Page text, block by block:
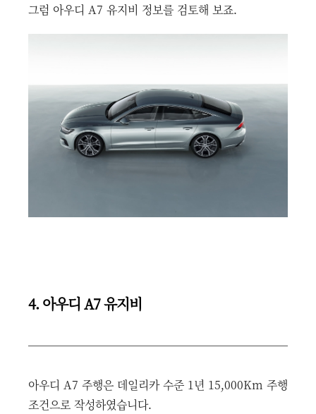
그럼 아우디 A7 유지비 정보를 검토해 보죠.
4. 아우디 A7 유지비
아우디 A7 주행은 데일리카 수준 1년 15,000Km 주행
조건으로 작성하였습니다.